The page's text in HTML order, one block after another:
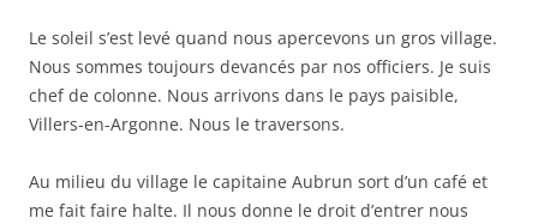
Le soleil s’est levé quand nous apercevons un gros village.
Nous sommes toujours devancés par nos officiers. Je suis
chef de colonne. Nous arrivons dans le pays paisible,
Villers-en-Argonne. Nous le traversons.
Au milieu du village le capitaine Aubrun sort d’un café et
me fait faire halte. Il nous donne le droit d’entrer nous